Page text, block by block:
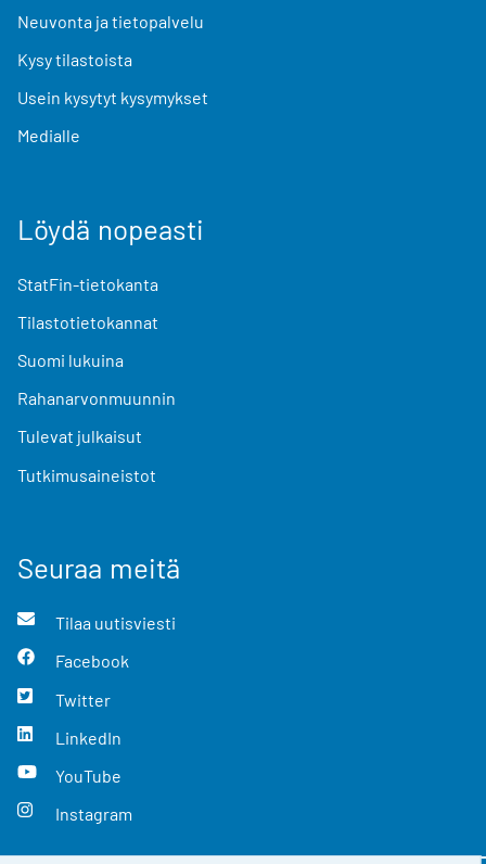
Neuvonta ja tietopalvelu
Kysy tilastoista
Usein kysytyt kysymykset
Medialle
Löydä nopeasti
StatFin-tietokanta
Tilastotietokannat
Suomi lukuina
Rahanarvonmuunnin
Tulevat julkaisut
Tutkimusaineistot
Seuraa meitä
Tilaa uutisviesti
Facebook
Twitter
LinkedIn
YouTube
Instagram